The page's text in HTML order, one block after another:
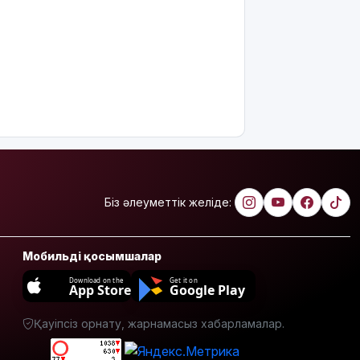
Қосшылық
тұрғын
«емшіге» 9
млн
теңгеге
жуық ақша
аударған
Біз әлеуметтік желіде:
Мобильді қосымшалар
Download on the
App Store
Get it on
Google Play
Қауіпсіз орнату, жарнамасыз хабарламалар.